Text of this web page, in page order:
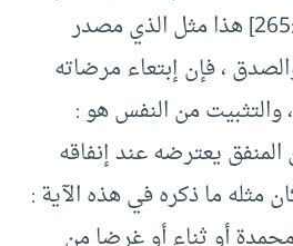
تَعْمَلُونَ بَصِيرٌ) [البقرة :265] هذا مثل الذي مصدر
، فإن إبتعاء مرضاته
من النفس هو :
يعترضه عند إنفاقه
مثله ما ذكره في هذه الآية :